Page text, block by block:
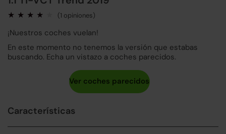
(1 opiniones)
¡Nuestros coches vuelan!
En este momento no tenemos la versión que estabas
buscando. Echa un vistazo a coches parecidos.
Características